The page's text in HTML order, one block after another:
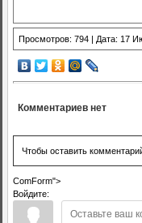
Просмотров: 794 | Дата: 17
Комментариев нет
Чтобы оставить
ComForm">
Войдите: